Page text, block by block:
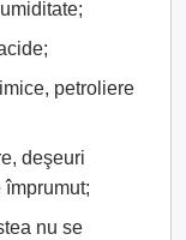
petroliere
deşeuri
nu se